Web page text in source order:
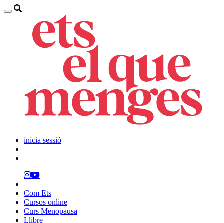
inicia sessió
Com Ets
Cursos online
Curs Menopausa
Llibre